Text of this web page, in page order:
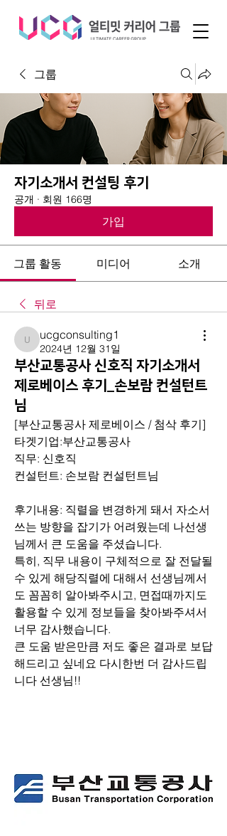
그룹
자기소개서 컨설팅 후기
공개 · 회원 166명
가입
그룹 활동 미디어 소개
뒤로
ucgconsulting1
ucgconsulting1
2024년 12월 31일
부산교통공사 신호직 자기소개서
제로베이스 후기_손보람 컨설턴트
님
[부산교통공사 제로베이스 / 첨삭 후기]
타겟기업:부산교통공사
직무: 신호직
컨설턴트: 손보람 컨설턴트님
후기내용: 직렬을 변경하게 돼서 자소서
쓰는 방향을 잡기가 어려웠는데 나선생
님께서 큰 도움을 주셨습니다.
특히, 직무 내용이 구체적으로 잘 전달될
수 있게 해당직렬에 대해서 선생님께서
도 꼼꼼히 알아봐주시고, 면접때까지도
활용할 수 있게 정보들을 찾아봐주셔서
너무 감사했습니다.
큰 도움 받은만큼 저도 좋은 결과로 보답
해드리고 싶네요 다시한번 더 감사드립
니다 선생님!!